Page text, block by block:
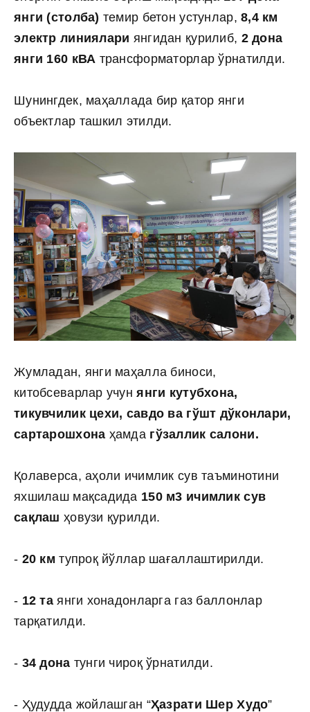
янги (столба) темир бетон устунлар,8,4 км
электр линиялари янгидан қурилиб, 2 дона
янги 160 кВА трансформаторлар ўрнатилди.
Шунингдек, маҳаллада бир қатор янги
объектлар ташкил этилди.
Жумладан, янги маҳалла биноси,
китобсеварлар учунянги кутубхона,
тикувчилик цехи, савдо ва гўшт дўконлари,
сартарошхона ҳамда гўзаллик салони.
Қолаверса, аҳоли ичимлик сув таъминотини
яхшилаш мақсадида 150 м3 ичимлик сув
сақлаш ҳовузи қурилди.
- 20 кмтупроқ йўллар шағаллаштирилди.
- 12 таянги хонадонларга газ баллонлар
тарқатилди.
- 34 дона тунги чироқ ўрнатилди.
- Ҳудудда жойлашган “Ҳазрати Шер Худо”